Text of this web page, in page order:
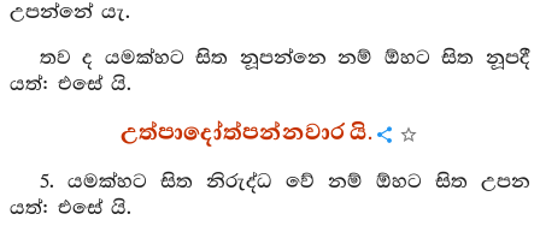
උපන්නේ යැ.
තව ද යමක්හට සිත නූපන්නෙ නම් ඕහට සිත නූපදී
යත්: එසේ යි.
උත්පාදෝත්පන්නවාර යි.
5. යමක්හට සිත නිරුද්ධ වේ නම් ඕහට සිත උපන
යත්: එසේ යි.